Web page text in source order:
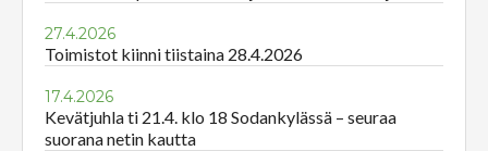
27.4.2026
Toimistot kiinni tiistaina 28.4.2026
17.4.2026
Kevätjuhla ti 21.4. klo 18 Sodankylässä – seuraa
suorana netin kautta